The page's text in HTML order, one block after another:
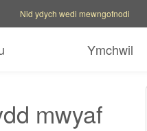
Nid ydych wedi mewngofnodi
Ymchwil
mwyaf